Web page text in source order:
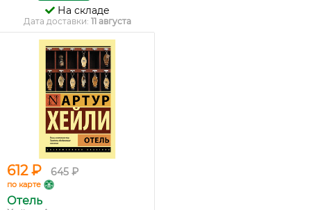
На складе
Дата доставки: 11 августа
612 ₽ 645 ₽
по карте
Отель